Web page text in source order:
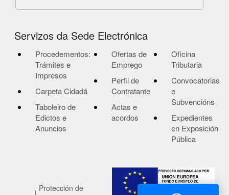
Servizos da Sede Electrónica
Procedementos:
Trámites e
Impresos
Carpeta Cidadá
Taboleiro de
Edictos e
Anuncios
Ofertas de
Emprego
Perfil de
Contratante
Actas e
acordos
Oficina
Tributaria
Convocatorias
e
Subvencións
Expedientes
en Exposición
Pública
Protección de